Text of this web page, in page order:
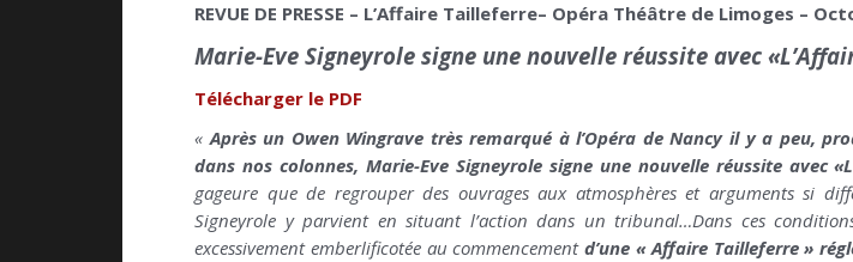
REVUE DE PRESSE – L’Affaire Tailleferre– Opéra Théâtre de Limoges –
Marie-Eve Signeyrole signe une nouvelle réussite avec
Télécharger le PDF
«Après un Owen Wingrave très remarqué à l’Opéra de Nancy il y a peu,
dans nos colonnes, Marie-Eve Signeyrole signe une nouvelle réussite avec
gageure que de regrouper des ouvrages aux atmosphères et arguments si
Signeyrole y parvient en situant l’action dans un tribunal…Dans ces
excessivement emberlificotée au commencementd’une « Affaire Tailleferre »